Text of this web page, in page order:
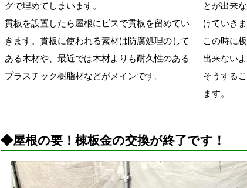
グで埋めてしまいます。
貫板を設置したら屋根にビスで貫板を留めてい
きます。貫板に使われる素材は防腐処理のして
ある木材や、最近では木材よりも耐久性のある
プラスチック樹脂材などがメインです。
とが出来
けていきま
この時に
出来ない
そうする
ます。
◆屋根の要！棟板金の交換が終了です！